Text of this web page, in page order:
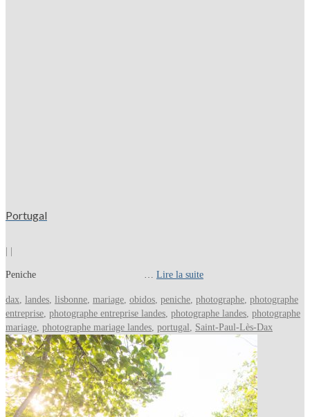
Portugal
Peniche … Lire la suite
dax landes lisbonne mariage obidos peniche photographe photographe
entreprise photographe entreprise landes photographe landes photographe
mariage photographe mariage landes portugal Saint-Paul-Lès-Dax